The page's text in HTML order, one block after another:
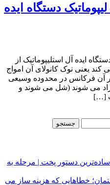
دستگاه ایده
ایده آل استلیپوماتیک از
کند یعنی نوک کانولای آن امواج
آن فرکانس در محدوده وسیعی
می شوند (شل می شوند و
[…]
دستور پخت | مرحله به
خطاهایی که هزینه ساز می